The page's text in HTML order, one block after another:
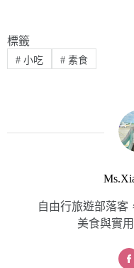
標籤
#小吃 #素食
自由行旅遊部落客
美食與實